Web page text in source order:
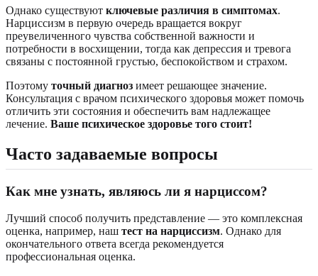
Однако существуют ключевые различия в симптомах.
Нарциссизм в первую очередь вращается вокруг
преувеличенного чувства собственной важности и
потребности в восхищении, тогда как депрессия и тревога
связаны с постоянной грустью, беспокойством и страхом.
Поэтому точный диагноз имеет решающее значение.
Консультация с врачом психического здоровья может помочь
отличить эти состояния и обеспечить вам надлежащее
лечение. Ваше психическое здоровье того стоит!
Часто задаваемые вопросы
Как мне узнать, являюсь ли я нарциссом?
Лучший способ получить представление — это комплексная
оценка, например, наш тест на нарциссизм. Однако для
окончательного ответа всегда рекомендуется
профессиональная оценка.